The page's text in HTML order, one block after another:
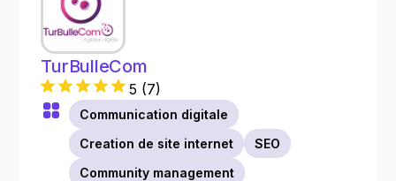
TurBulleCom
5 (7)
Communication digitale
Creation de site internet
SEO
Community management